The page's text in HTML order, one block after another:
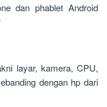
dan phablet Android
layar, kamera, CPU,
dengan hp dari